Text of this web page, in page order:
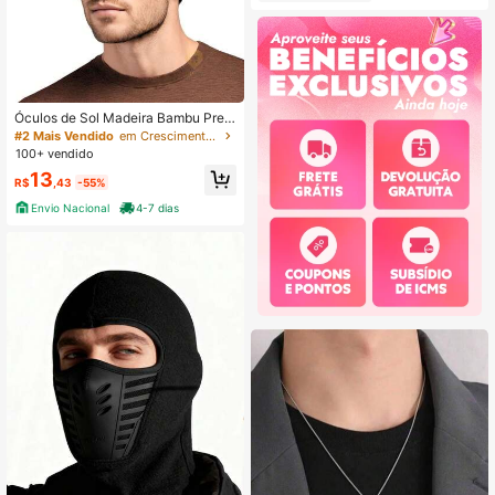
Óculos de Sol Madeira Bambu Prem
ium Masculino Quadrado Verão Cas
ual
#2 Mais Vendido
em Crescimento Mais Rápido Óculos Masculinos e Ace
100+ vendido
R$13 ,43 -55%
Envio Nacional
4-7 dias